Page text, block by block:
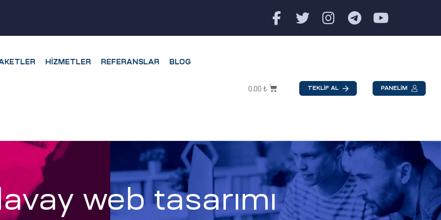
HIZMETLER REFERANSLAR BLOG
0.00 ₺ TEKLİF AL PANELİM
web tasarımı